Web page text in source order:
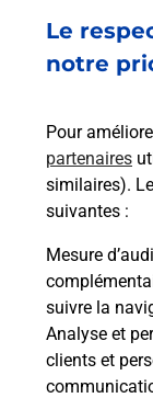
Le
notre
Pour
partenaires
similaires).
suivantes :
Mesure
suivre la
Analyse et
clients et
8 RUE
38300
Malin !
La
en
En